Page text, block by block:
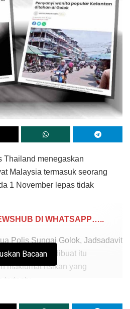
Thailand menegaskan
Malaysia termasuk seorang
1 November lepas tidak
DI WHATSAPP…..
Polis Sungai Golok, Jadsadavit
yang dibuat itu
maklumat risikan yang
tertentu.
Bacaan